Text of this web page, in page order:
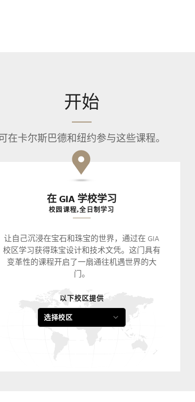
开始
在卡尔斯巴德和纽约参与这些课程。
在 GIA 学校学习
校园课程,全日制学习
让自己沉浸在宝石和珠宝的世界，通过在 GIA
校区学习获得珠宝设计和技术文凭。这门具有
变革性的课程开启了一扇通往机遇世界的大
门。
以下校区提供
选择校区